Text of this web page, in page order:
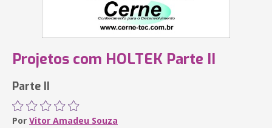
Projetos com HOLTEK Parte II
Parte II
Por Vitor Amadeu Souza